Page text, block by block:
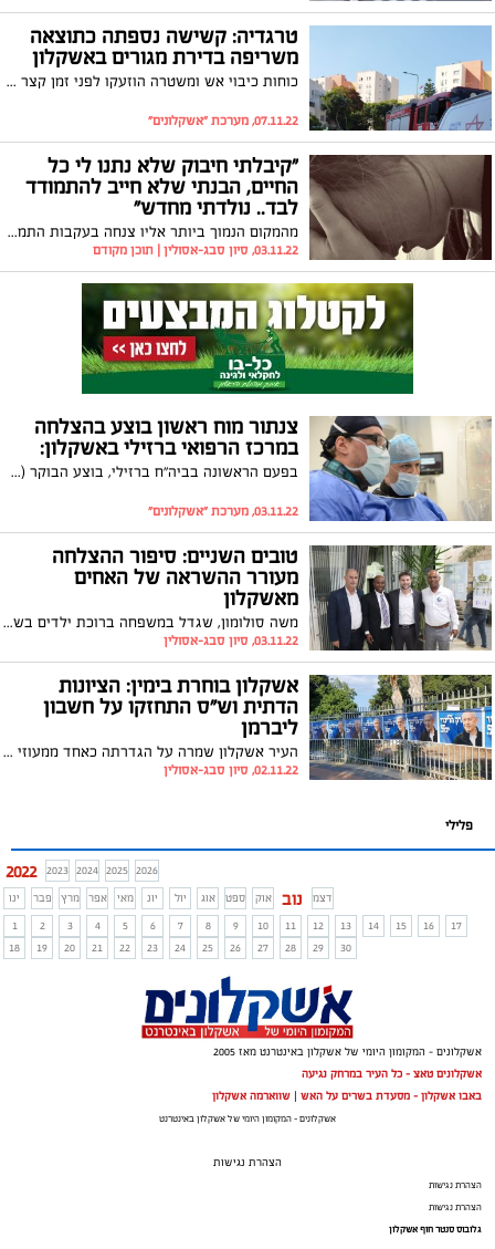
טרגדיה: קשישה נספתה כתוצאה
משריפה בדירת מגורים באשקלון
כוחות כיבוי אש ומשטרה הוזעקו לפני זמן קצר לשכונת כוכב הצפון בעיר בעקבות דיווח על שריפה שפרצה בדירה בבניין מגורים. במהלך מאמצי הכיבוי לוחמי האש שפרצו לדירה גילו קשישה בשנות השמונים לחייה כשהיא ללא סימני חיים
07.11.22, מערכת "אשקלונים"
"קיבלתי חיבוק שלא נתנו לי כל
החיים, הבנתי שלא חייב להתמודד
לבד.. נולדתי מחדש"
מהמקום הנמוך ביותר אליו צנחה בעקבות התמכרות לסמים, הצליחה צעירה תושבת אשקלון להתרומם ולייצב את חייה. בריאיון ל"אשקלונים" היא מספרת על התמיכה החשובה שקיבלה מהעובדת הסוציאלית שליוותה אותה ועל האופן בו חייה השתנו לטובה בליווי צמוד של מינהל הרווחה בעירייה
03.11.22, סיון סבג-אסולין | תוכן מקודם
צנתור מוח ראשון בוצע בהצלחה
במרכז הרפואי ברזילי באשקלון:
בפעם הראשונה בביה"ח ברזילי, בוצע הבוקר (חמישי) צנתור מוח למטופל כבן 80 שהובא למיון כשהוא סובל מחולשה קשה. פרופ' חזי לוי, מנהל המרכז הרפואי ברזילי: "אני שמח שלאחר מאמצים מקצועיים להשלמת הפערים בכוח אדם, ציוד וידע ולאחר שמשרד הבריאות בדק ואישר ביצוע צנתורי מוח בבית החולים, היום צונתר החולה הראשון שסבל מאירוע מוחי חסימתי"
03.11.22, מערכת "אשקלונים"
טובים השניים: סיפור ההצלחה
מעורר ההשראה של האחים
מאשקלון
משה סולומון, שגדל במשפחה ברוכת ילדים בשכונת עתיקות באשקלון צפוי לכהן כחבר כנסת ולהמשיך את דרך השירות הציבורי אותה החל אחיו הגדול חבר המועצה דמקה. ל"אשקלונים" הם מספרים על הדרך הארוכה שעשו משכונת ילדותם ומעבירים מסר חשוב לצעירים יוצאי העדה
03.11.22, סיון סבג-אסולין
אשקלון בוחרת בימין: הציונות
הדתית וש"ס התחזקו על חשבון
ליברמן
העיר אשקלון שמרה על הגדרתה כאחד ממעוזי הימין עם ניצחון סוחף למפלגת הליכוד בבחירות. עוצמה יהודית של איתמר בן גביר וש"ס קיבלו אחוזי הצבעה נאים בעוד שמפלגת ישראל ביתנו של אביגדור ליברמן ספגה ירידה משמעותית. וגם: כמה קולות קיבלה הדר מוכתר? כל התוצאות לפניכם
02.11.22, סיון סבג-אסולין
פלילי
2022 2023 2024 2025 2026
ינו
פבר מרץ אפר מאי יונ יול אוג ספט אוק נוב
דצמ
1
2 3 4 5 6 7 8 9 10 11 12 13 14 15 16
17
18
19 20 21 22 23 24 25 26 27 28 29 30
אשקלונים - המקומון היומי של אשקלון באינטרנט מאז 2005
אשקלונים טאצ - כל העיר במרחק נגיעה
באבו אשקלון - מסעדת בשרים על האש | שווארמה אשקלון
אשקלונים - המקומון היומי של אשקלון באינטרנט
הצהרת נגישות
הצהרת נגישות
הצהרת נגישות
גלובוס סנטר חוף אשקלון